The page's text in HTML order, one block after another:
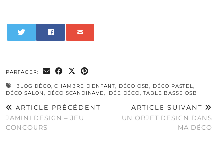
PARTAGER:
BLOG DÉCO, CHAMBRE D'ENFANT, DÉCO OSB, DÉCO PASTEL,
DÉCO SALON, DÉCO SCANDINAVE, IDÉE DÉCO, TABLE BASSE OSB
ARTICLE PRÉCÉDENT
JAMINI DESIGN – JEU
CONCOURS
ARTICLE SUIVANT
UN OBJET DESIGN DANS
MA DÉCO